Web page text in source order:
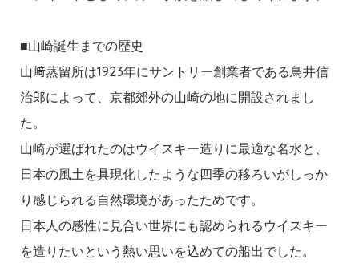
■山崎誕生までの歴史
山﨑蒸留所は1923年にサントリー創業者である鳥井信
治郎によって、京都郊外の山崎の地に開設されまし
た。
山崎が選ばれたのはウイスキー造りに最適な名水と、
日本の風土を具現化したような四季の移ろいがしっか
り感じられる自然環境があったためです。
日本人の感性に見合い世界にも認められるウイスキー
を造りたいという熱い思いを込めての船出でした。